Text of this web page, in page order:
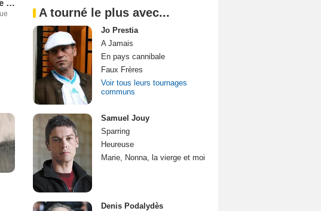
Léo Matteï, Brigade des mineurs
A tourné le plus avec...
Jo Prestia
A Jamais
En pays cannibale
Faux Frères
Voir tous leurs tournages
communs
Samuel Jouy
Sparring
Heureuse
Marie, Nonna, la vierge et moi
Denis Podalydès